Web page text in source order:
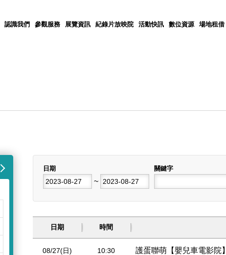
認識我們 參觀服務 展覽資訊 紀錄片放映院 活動快訊 數位資源 場地租借
日期
開始日期
~
關鍵字
日期 時間
08/27(日) 10:30 護蛋聯萌【嬰兒車電影院】